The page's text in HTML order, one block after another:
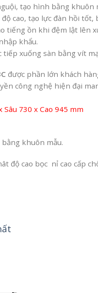
tạo hình bằng
cao, tạo lực đàn hồi
tiếng ồn khi đệm lật lên
khẩu.
xuống sàn bằng vít
được phần lớn khách
công nghệ hiện đại
Sâu 730 x Cao 945 mm
khuôn mẫu.
độ cao bọc nỉ cao cấp